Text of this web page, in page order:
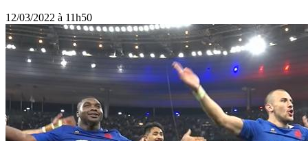
12/03/2022 à 11h50